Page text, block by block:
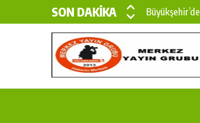
SON DAKİKA
Çin’den